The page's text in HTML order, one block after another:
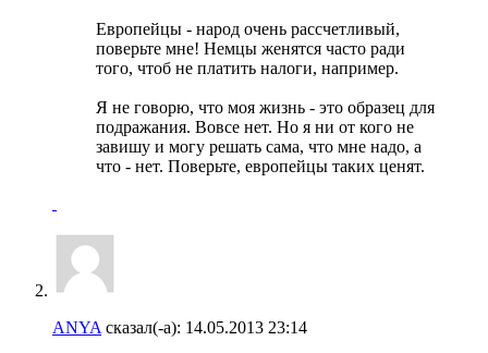
Европейцы - народ очень рассчетливый,
поверьте мне! Немцы женятся часто ради
того, чтоб не платить налоги, например.
Я не говорю, что моя жизнь - это образец для
подражания. Вовсе нет. Но я ни от кого не
завишу и могу решать сама, что мне надо, а
что - нет. Поверьте, европейцы таких ценят.
ANYA сказал(-а): 14.05.2013 23:14